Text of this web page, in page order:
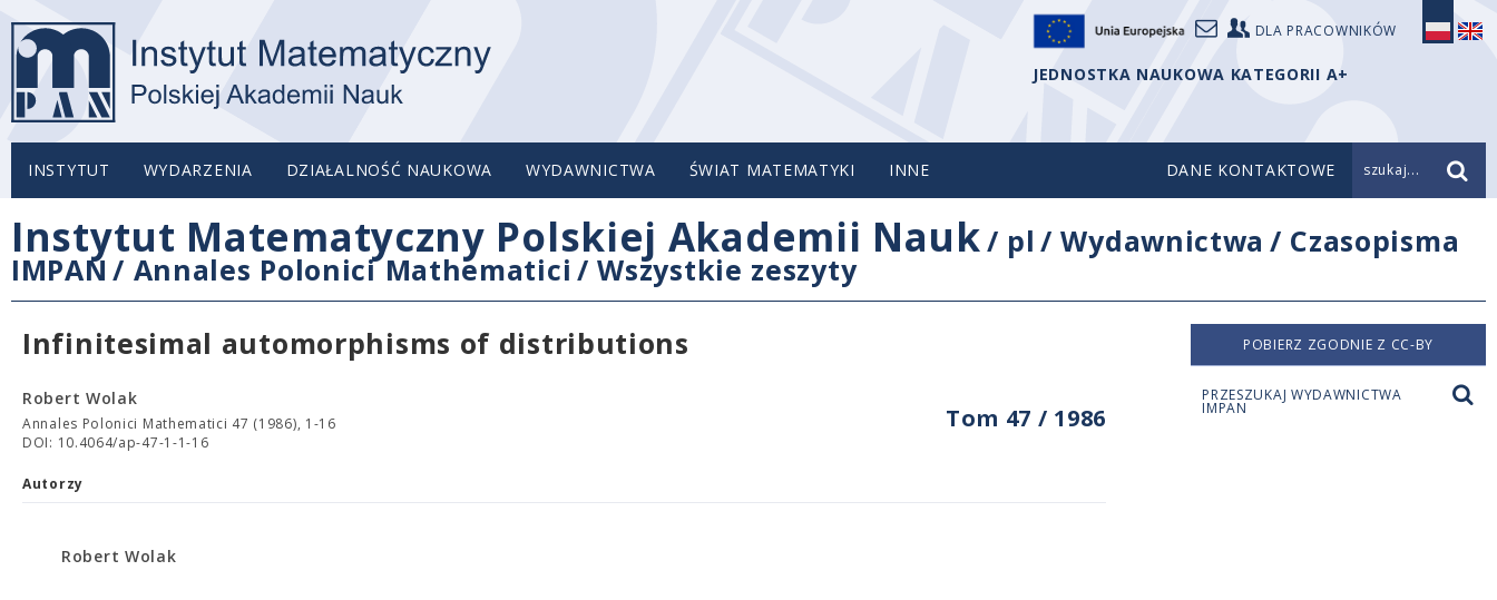
DLA PRACOWNIKÓW
JEDNOSTKA NAUKOWA KATEGORII A+
INSTYTUT WYDARZENIA DZIAŁALNOŚĆ NAUKOWA WYDAWNICTWA ŚWIAT MATEMATYKI INNE DANE KONTAKTOWE szukaj...
Instytut Matematyczny Polskiej Akademii Nauk/ pl /Wydawnictwa / Czasopisma
IMPAN / Annales Polonici Mathematici /Wszystkie zeszyty
Infinitesimal automorphisms of distributions
Tom 47 / 1986
Robert Wolak
Annales Polonici Mathematici 47 (1986), 1-16
DOI: 10.4064/ap-47-1-1-16
Autorzy
Robert Wolak
POBIERZ ZGODNIE Z CC-BY
PRZESZUKAJ WYDAWNICTWA
IMPAN